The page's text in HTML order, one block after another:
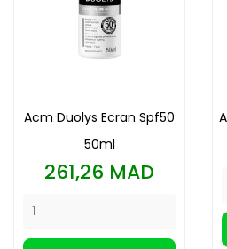
Acm Duolys Ecran Spf50
50ml
Prix
261,26 MAD